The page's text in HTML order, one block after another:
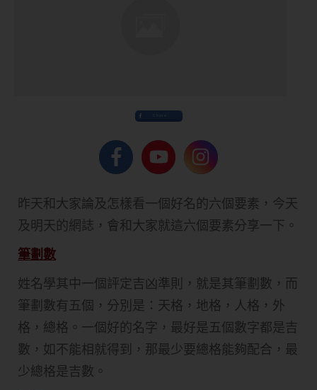
Share
昨天和大家論及怎樣看一個好名的六個要素，今天
及明天的網誌，會和大家就這六個要素分享一下。
筆劃數
姓名學其中一個評定吉凶準則，就是其筆劃數，而
筆劃數有五個，分別是：天格，地格，人格，外
格，總格。一個好的名字，最好是五個數字都是吉
數，如不能相就得到，那最少要總格能夠配合，最
少總格是吉數。